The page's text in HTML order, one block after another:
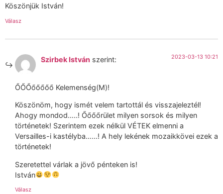
Köszönjük István!
Válasz
Szirbek István szerint: 2023-03-13 10:21
ŐŐŐőőőőő Kelemenség(M)!
Köszönöm, hogy ismét velem tartottál és visszajeleztél!
Ahogy mondod…..! Őőőőrület milyen sorsok és milyen
történetek! Szerintem ezek nélkül VÉTEK elmenni a
Versailles-i kastélyba……! A hely lekének mozaikkövei ezek a
történetek!
Szeretettel várlak a jövő pénteken is!
István
Válasz